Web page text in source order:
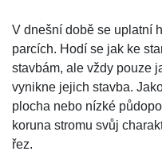
V dnešní době se uplatní
parcích. Hodí se jak ke
stavbám, ale vždy pouze
vynikne jejich stavba.
plocha nebo nízké
koruna stromu svůj
řez.